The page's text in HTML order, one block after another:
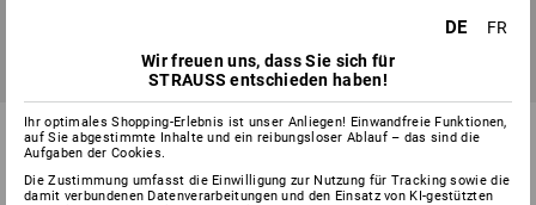
Troyer thermo stretch e.s.trail,
Damen
4 Farben
e.s. Piqué-Polo cotton light,
Damen
7 Farben
DE
FR
Wir freuen uns, dass Sie sich für
STRAUSS entschieden haben!
Ihr optimales Shopping-Erlebnis ist unser Anliegen! Einwandfreie Funktionen,
auf Sie abgestimmte Inhalte und ein reibungsloser Ablauf – das sind die
Aufgaben der Cookies.
Die Zustimmung umfasst die Einwilligung zur Nutzung für Tracking sowie die
damit verbundenen Datenverarbeitungen und den Einsatz von KI-gestützten